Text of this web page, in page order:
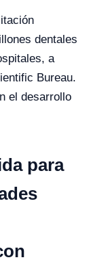
dentales
a
Bureau.
el desarrollo
para